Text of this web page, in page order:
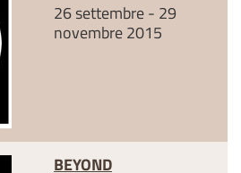
26 settembre - 29
novembre 2015
BEYOND